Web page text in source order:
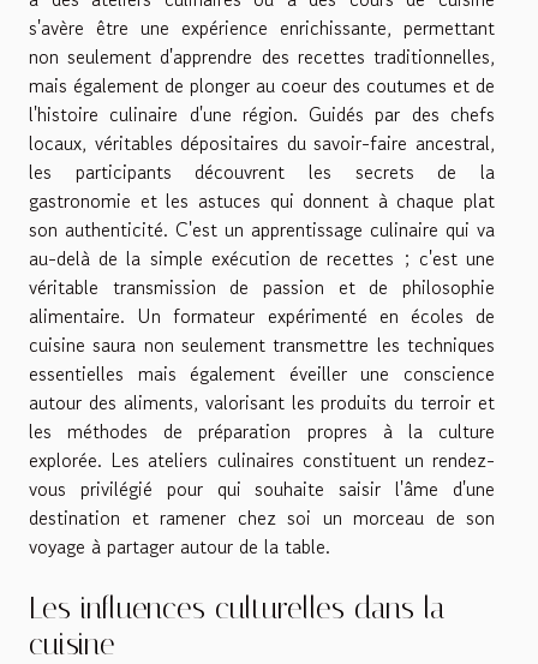
s'avère être une expérience enrichissante, permettant
non seulement d'apprendre des recettes traditionnelles,
mais également de plonger au coeur des coutumes et de
l'histoire culinaire d'une région. Guidés par des chefs
locaux, véritables dépositaires du savoir-faire ancestral,
les participants découvrent les secrets de la
gastronomie et les astuces qui donnent à chaque plat
son authenticité. C'est un apprentissage culinaire qui va
au-delà de la simple exécution de recettes ; c'est une
véritable transmission de passion et de philosophie
alimentaire. Un formateur expérimenté en écoles de
cuisine saura non seulement transmettre les techniques
essentielles mais également éveiller une conscience
autour des aliments, valorisant les produits du terroir et
les méthodes de préparation propres à la culture
explorée. Les ateliers culinaires constituent un rendez-
vous privilégié pour qui souhaite saisir l'âme d'une
destination et ramener chez soi un morceau de son
voyage à partager autour de la table.
Les influences culturelles dans la
cuisine